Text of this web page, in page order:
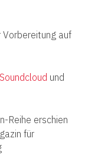
Vorbereitung auf
Soundcloud und
Reihe erschien
für